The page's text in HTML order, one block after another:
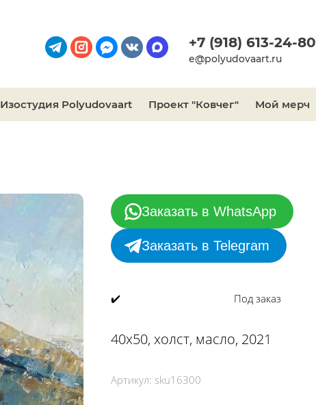
+7 (918) 613-24-80
e@polyudovaart.ru
Изостудия Polyudovaart Проект "Ковчег" Мой мерч
Заказать в WhatsApp
Заказать в Telegram
✔️ Под заказ
40х50, холст, масло, 2021
Артикул: sku16300